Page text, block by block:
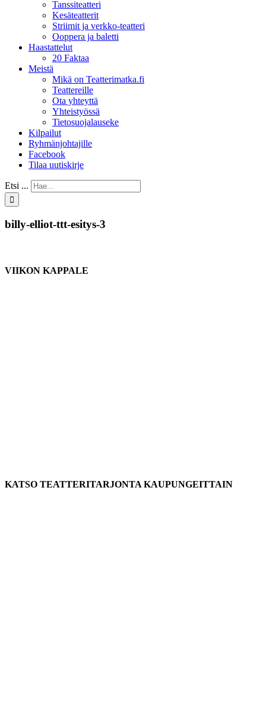
Tanssiteatteri
Kesäteatterit
Striimit ja verkko-teatteri
Ooppera ja baletti
Haastattelut
20 Faktaa
Meistä
Mikä on Teatterimatka.fi
Teattereille
Ota yhteyttä
Yhteistyössä
Tietosuojalauseke
Kilpailut
Ryhmänjohtajille
Facebook
Tilaa uutiskirje
Etsi ...
billy-elliot-ttt-esitys-3
VIIKON KAPPALE
KATSO TEATTERITARJONTA KAUPUNGEITTAIN